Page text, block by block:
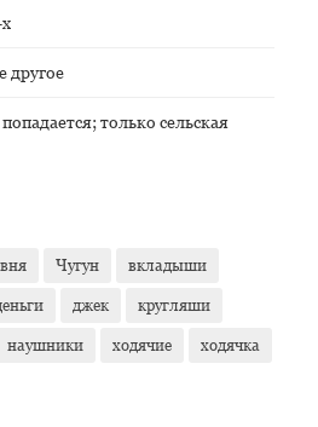
другое
только сельская
Чугун вкладыши
джек кругляши
наушники ходячие ходячка